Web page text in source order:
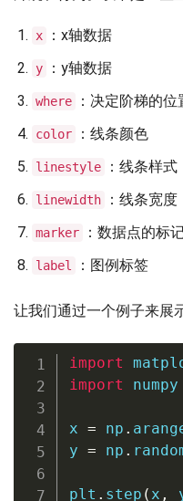
x ：x轴数据
y ：y轴数据
where ：决定阶梯的位
color ：线条颜色
linestyle ：线条样式
linewidth ：线条宽度
marker ：数据点的标
label ：图例标签
让我们通过一个例子来展
import
import numpy
x = np .
y = np .
plt . step ( x ,